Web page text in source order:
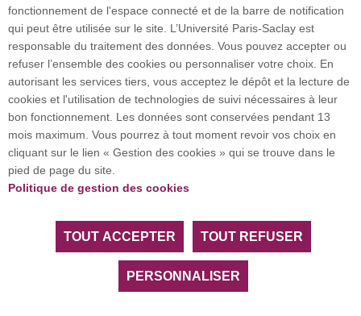
Investissement d’avenir (CGI)
Accueil des publics internationaux
L’Université Paris-Saclay coordonne l'Alliance
européenne EUGLOH et est membre des réseaux
européens et internationaux CESAER, EUA, EUF,
Tous droits réservés Université Paris-Saclay
Accessibilité :partiellement conforme
fonctionnement de l'espace connecté et de la barre de notification
qui peut être utilisée sur le site. L’Université Paris-Saclay est
responsable du traitement des données. Vous pouvez accepter ou
refuser l’ensemble des cookies ou personnaliser votre choix. En
autorisant les services tiers, vous acceptez le dépôt et la lecture de
cookies et l'utilisation de technologies de suivi nécessaires à leur
bon fonctionnement. Les données sont conservées pendant 13
mois maximum. Vous pourrez à tout moment revoir vos choix en
cliquant sur le lien « Gestion des cookies » qui se trouve dans le
pied de page du site.
Politique de gestion des cookies
TOUT ACCEPTER TOUT REFUSER
PERSONNALISER